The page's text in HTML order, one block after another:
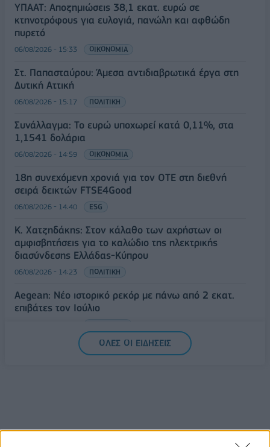
ΥΠΑΑΤ: Αποζημιώσεις 38,1 εκατ. ευρώ σε
κτηνοτρόφους για ευλογιά, πανώλη και αφθώδη
πυρετό
06/08/2026 - 15:33 ΟΙΚΟΝΟΜΙΑ
Στ. Παπασταύρου: Άμεσα αντιδιαβρωτικά έργα στη
Δυτική Αττική
06/08/2026 - 15:17 ΠΟΛΙΤΙΚΗ
Συνάλλαγμα: Το ευρώ υποχωρεί κατά 0,11%, στα
1,1541 δολάρια
06/08/2026 - 14:59 ΟΙΚΟΝΟΜΙΑ
18η συνεχόμενη χρονιά για τον ΟΤΕ στη διεθνή
σειρά δεικτών FTSE4Good
06/08/2026 - 14:40 ESG
Κ. Χατζηδάκης: Στον κάλαθο των αχρήστων οι
αμφισβητήσεις για το καλώδιο της ηλεκτρικής
διασύνδεσης Ελλάδας-Κύπρου
06/08/2026 - 14:23 ΠΟΛΙΤΙΚΗ
Aegean: Νέο ιστορικό ρεκόρ με πάνω από 2 εκατ.
επιβάτες τον Ιούλιο
ΟΛΕΣ ΟΙ ΕΙΔΗΣΕΙΣ